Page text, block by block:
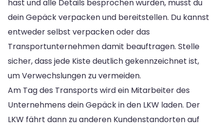
hast und alle Details besprochen wurden, musst du
dein Gepäck verpacken und bereitstellen. Du kannst
entweder selbst verpacken oder das
Transportunternehmen damit beauftragen. Stelle
sicher, dass jede Kiste deutlich gekennzeichnet ist,
um Verwechslungen zu vermeiden.
Am Tag des Transports wird ein Mitarbeiter des
Unternehmens dein Gepäck in den LKW laden. Der
LKW fährt dann zu anderen Kundenstandorten auf